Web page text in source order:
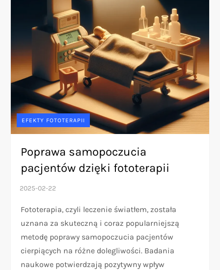
EFEKTY FOTOTERAPII
Poprawa samopoczucia
pacjentów dzięki fototerapii
Fototerapia, czyli leczenie światłem, została
uznana za skuteczną i coraz popularniejszą
metodę poprawy samopoczucia pacjentów
cierpiących na różne dolegliwości. Badania
naukowe potwierdzają pozytywny wpływ